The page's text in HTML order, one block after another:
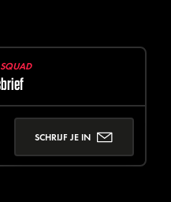
SCHRIJF JE IN